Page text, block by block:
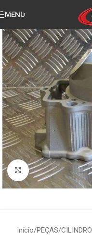
Skip to navigation
MENU
Click to enlarge
Início/PEÇAS/CILINDRO